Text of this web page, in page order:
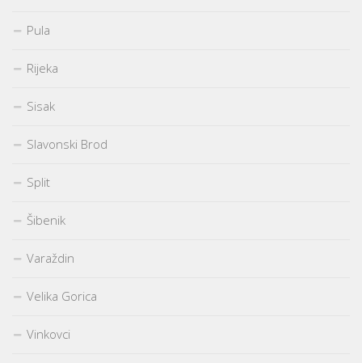
Pula
Rijeka
Sisak
Slavonski Brod
Split
Šibenik
Varaždin
Velika Gorica
Vinkovci